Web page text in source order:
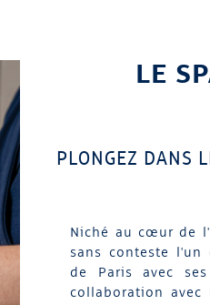
LE
PLONGEZ DANS
Niché au cœur de
sans conteste l'un
de Paris avec
collaboration avec